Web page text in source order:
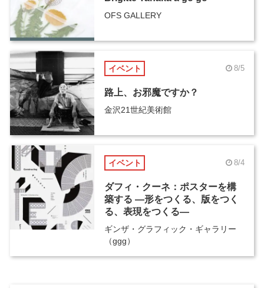
OFS GALLERY
イベント 8/5
路上、お邪魔ですか？
金沢21世紀美術館
イベント 8/4
ダフィ・クーネ：ポスターを構
築する ―形をつくる、版をつく
る、表現をつくる―
ギンザ・グラフィック・ギャラリー
（ggg）